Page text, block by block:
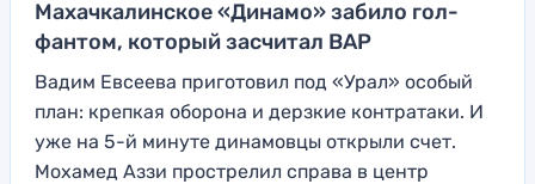
Махачкалинское «Динамо» забило гол-
фантом, который засчитал ВАР
Вадим Евсеева приготовил под «Урал» особый
план: крепкая оборона и дерзкие контратаки. И
уже на 5-й минуте динамовцы открыли счет.
Мохамед Аззи прострелил справа в центр